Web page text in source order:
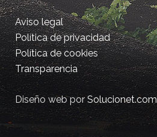
Aviso legal
Política de privacidad
Política de cookies
Transparencia
Diseño web porSolucionet.com